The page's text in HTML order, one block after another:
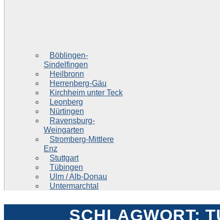
Böblingen-
Sindelfingen
Heilbronn
Herrenberg-Gäu
Kirchheim unter Teck
Leonberg
Nürtingen
Ravensburg-
Weingarten
Stromberg-Mittlere
Enz
Stuttgart
Tübingen
Ulm / Alb-Donau
Untermarchtal
SCHLAGWORT: